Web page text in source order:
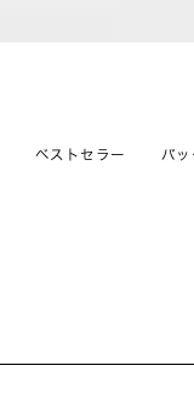
ベストセラー バッ